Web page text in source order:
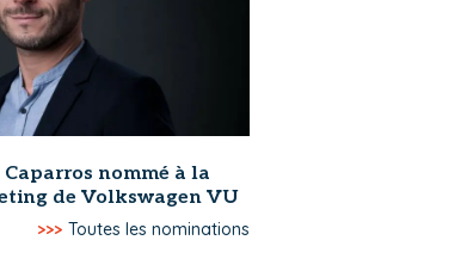
nommé à la
de Volkswagen VU
>>> Toutes les nominations